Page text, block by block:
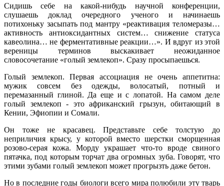
Сидишь себе на какой-нибудь научной конференции,
слушаешь доклад очередного ученого и начинаешь
потихоньку засыпать под мантру «реактивация теломеразы…
активность антиоксидантных систем… снижение статуса
кавеолина… не ферментативные реакции…». И вдруг из этой
вереницы терминов выскакивает неожиданное
словосочетание «голый землекоп». Сразу просыпаешься.
Голый землекоп. Первая ассоциация не очень аппетитна:
мужик совсем без одежды, волосатый, потный и
перемазанный глиной. Да еще и с лопатой. На самом деле
голый землекоп - это африканский грызун, обитающий в
Кении, Эфиопии и Сомали.
Он тоже не красавец. Представьте себе толстую до
неприличия крысу, у которой вместо шерстки сморщенная
розово-серая кожа. Морду украшает что-то вроде свиного
пятачка, под которым торчат два огромных зуба. Говорят, что
этими зубами голый землекоп может прогрызть даже бетон.
Но в последние годы биологи всего мира полюбили эту тварь